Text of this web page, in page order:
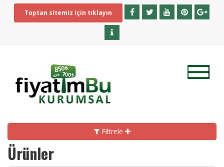
Toptan sitemiz için tıklayın
Filtrele
Ürünler